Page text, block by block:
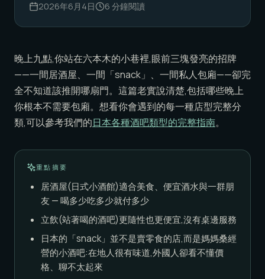
2026年6月4日 6 分鐘閱讀
晚上九點,你站在六本木的小巷裡,眼前三塊發亮的招牌
——一間居酒屋、一間「snack」、一間私人包廂——卻完
全不知道該推開哪扇門。這篇老實說清楚,包括哪些晚上
你根本不需要包廂。想看你會遇到的每一種店型完整分
類,可以參考我們的日本各種酒吧類型的完整指南。
重點摘要
居酒屋(日式小酒館)適合美食、便宜酒水與一群朋
友 — 喝多少吃多少就付多少
立飲(站著喝的酒吧)更隨性也更便宜,沒有桌邊服務
日本的「snack」並不是賣零食的店,而是媽媽桑經
營的小酒吧:在地人很有味道,外國人卻看不懂價
格、聊不太起來